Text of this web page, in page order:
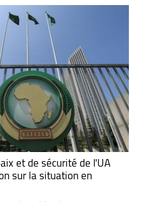
et de sécurité de l'UA
sur la situation en